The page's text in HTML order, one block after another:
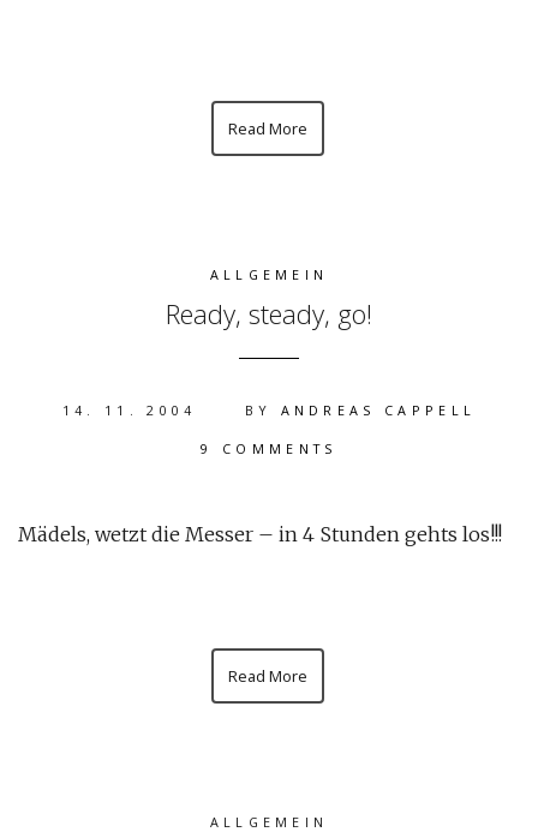
Read More
ALLGEMEIN
Ready, steady, go!
14. 11. 2004 BY ANDREAS CAPPELL
9 COMMENTS
Mädels, wetzt die Messer – in 4 Stunden gehts los!!!
Read More
ALLGEMEIN